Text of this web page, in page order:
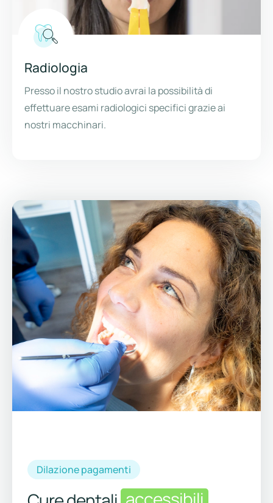
Radiologia
Presso il nostro studio avrai la possibilità di
effettuare esami radiologici specifici grazie ai
nostri macchinari.
Dilazione pagamenti